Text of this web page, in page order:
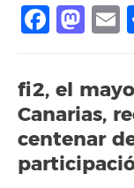
fi2, el
Canarias,
centenar